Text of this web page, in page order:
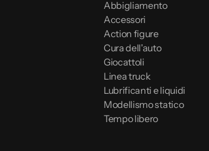
Abbigliamento
Accessori
Action figure
Cura dell'auto
Giocattoli
Linea truck
Lubrificanti e liquidi
Modellismo statico
Tempo libero